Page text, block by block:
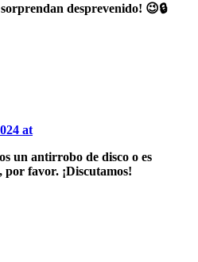
sorprendan desprevenido! 😉🔒
at
un antirrobo de disco o es
por favor. ¡Discutamos!